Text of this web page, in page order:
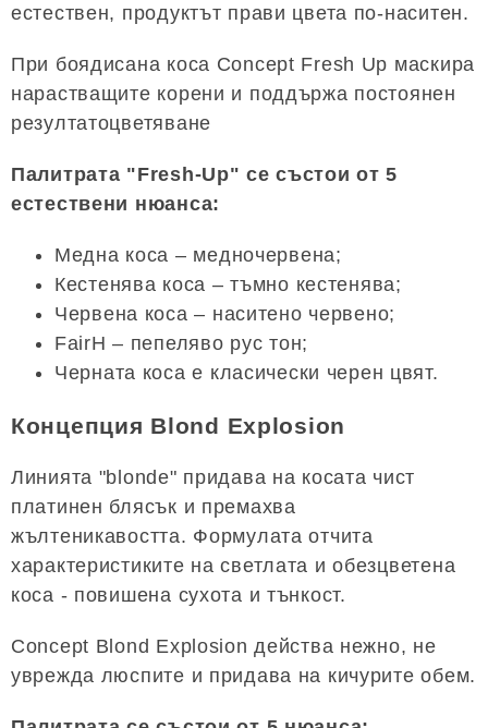
естествен, продуктът прави цвета по-наситен.
При боядисана коса Concept Fresh Up маскира
нарастващите корени и поддържа постоянен
резултатоцветяване
Палитрата "Fresh-Up" се състои от 5
естествени нюанса:
Медна коса – медночервена;
Кестенява коса – тъмно кестенява;
Червена коса – наситено червено;
FairH – пепеляво рус тон;
Черната коса е класически черен цвят.
Концепция Blond Explosion
Линията "blonde" придава на косата чист
платинен блясък и премахва
жълтеникавостта. Формулата отчита
характеристиките на светлата и обезцветена
коса - повишена сухота и тънкост.
Concept Blond Explosion действа нежно, не
уврежда люспите и придава на кичурите обем.